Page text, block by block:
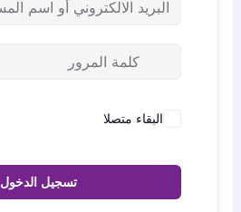
البقاء متصلا
تسجيل الدخول